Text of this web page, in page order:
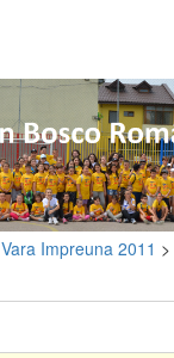
Vara Impreuna 2011 >